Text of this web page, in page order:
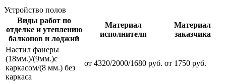
Устройство полов
Виды работ по
отделке и утеплению
балконов и лоджий
Материал
исполнителя
Материал
заказчика
Настил фанеры
(18мм.)/(9мм.)с
каркасом/(8 мм.) без
каркаса
от 4320/2000/1680 руб. от 1750 руб.